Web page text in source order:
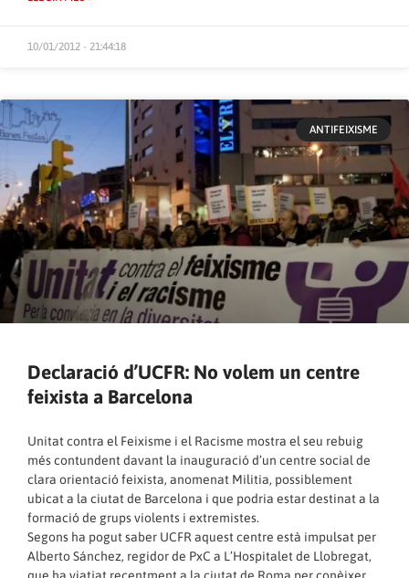
10/01/2012 - 21:44:18
ANTIFEIXISME
Declaració d’UCFR: No volem un centre
feixista a Barcelona
Unitat contra el Feixisme i el Racisme mostra el seu rebuig
més contundent davant la inauguració d’un centre social de
clara orientació feixista, anomenat Militia, possiblement
ubicat a la ciutat de Barcelona i que podria estar destinat a la
formació de grups violents i extremistes.
Segons ha pogut saber UCFR aquest centre està impulsat per
Alberto Sánchez, regidor de PxC a L’Hospitalet de Llobregat,
que ha viatjat recentment a la ciutat de Roma per conèixer